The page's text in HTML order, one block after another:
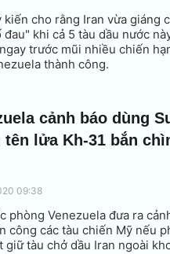
kiến cho rằng Iran vừa giáng
đau" khi cả 5 tàu dầu nước
trước mũi nhiều chiến
thành công.
cảnh báo dùng
tên lửa Kh-31 bắn
09:38
phòng Venezuela đưa ra
công các tàu chiến Mỹ nếu
giữ tàu chở dầu Iran ngoài